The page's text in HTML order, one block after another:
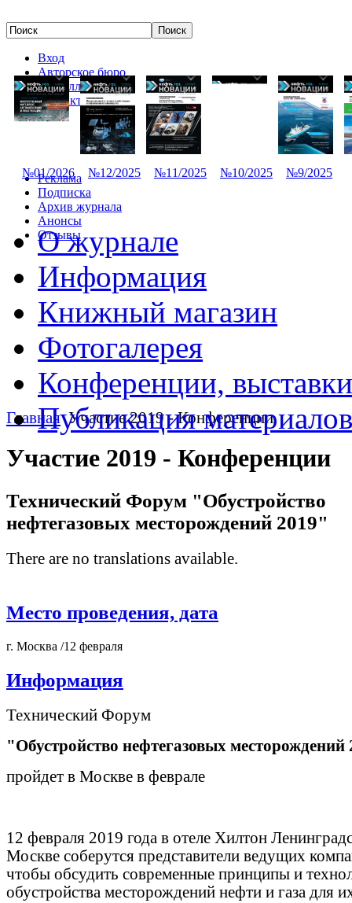
Вход
Авторское бюро
Редколлегия
Контакты
№01/2026 №12/2025 №11/2025 №10/2025 №9/2025
Реклама
Подписка
Архив журнала
Анонсы
Отзывы
О журнале
Информация
Книжный магазин
Фотогалерея
Конференции, выставки
Публикация материалов
Главная Участие 2019 - Конференции
Участие 2019 - Конференции
Технический Форум "Обустройство
нефтегазовых месторождений 2019"
There are no translations available.
Место проведения, дата
г. Москва /12 февраля
Информация
Технический Форум
"Обустройство нефтегазовых месторождений
пройдет в Москве в феврале
12 февраля 2019 года в отеле Хилтон
Москве соберутся представители ведущих
чтобы обсудить современные принципы и
обустройства месторождений нефти и газа для